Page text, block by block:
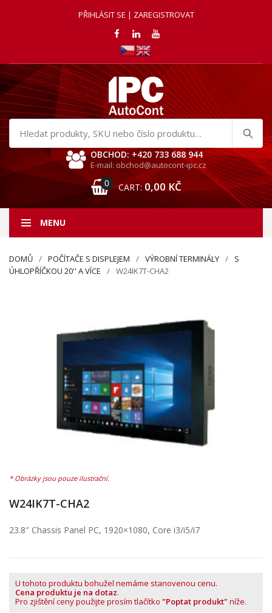
PŘIHLÁSIT SE | ZAREGISTROVAT
Hledat
produkty
OBCHOD: +420 733 688 944
E-mail: obchod@autocont-ipc.cz
0 CART: 0,00 KČ
MENU
DOMŮ POČÍTAČE S DISPLEJEM VÝROBNÍ TERMINÁLY
S
ÚHLOPŘÍČKOU 20'' A VÍCE
W24IK7T-CHA2
W24IK7T-CHA2
23.8″ Chassis Panel PC, 1920×1080, Core i3/i5/i7
U tohoto produktu bohužel nemáme stanovenou cenu.
Cena produktu je na dotaz.
Pro zjištění ceny použijte prosím tlačítko "Poptat produkt" níže.